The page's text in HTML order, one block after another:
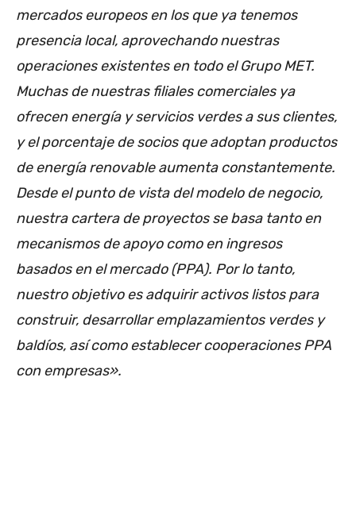
mercados europeos en los que ya tenemos
presencia local, aprovechando nuestras
operaciones existentes en todo el Grupo MET.
Muchas de nuestras filiales comerciales ya
ofrecen energía y servicios verdes a sus clientes,
y el porcentaje de socios que adoptan productos
de energía renovable aumenta constantemente.
Desde el punto de vista del modelo de negocio,
nuestra cartera de proyectos se basa tanto en
mecanismos de apoyo como en ingresos
basados en el mercado (PPA). Por lo tanto,
nuestro objetivo es adquirir activos listos para
construir, desarrollar emplazamientos verdes y
baldíos, así como establecer cooperaciones PPA
con empresas».